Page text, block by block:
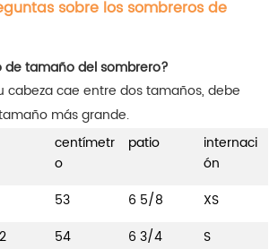
sobre los sombreros de
de tamaño del sombrero?
cabeza cae entre dos tamaños, debe
más grande.
centímetr
o
patio
internaci
ón
53 6 5/8
XS
54 6 3/4
S